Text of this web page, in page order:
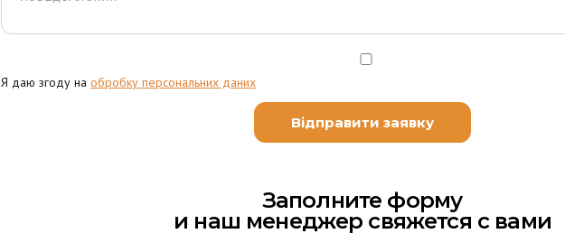
Я даю згоду на обробку персональних даних
Заполните форму
и наш менеджер свяжется с вами